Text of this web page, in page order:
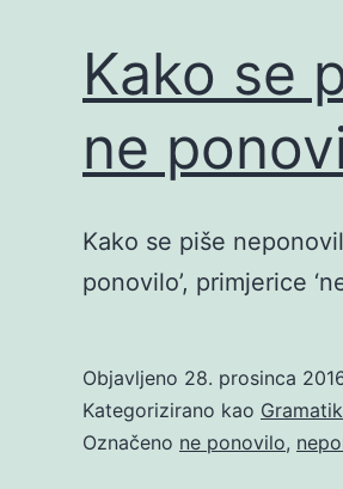
Kako se
ne
Kako se piše
ponovilo’, primjerice
Objavljeno 28. prosinca
Kategorizirano kao
Označeno ne ponovilo,